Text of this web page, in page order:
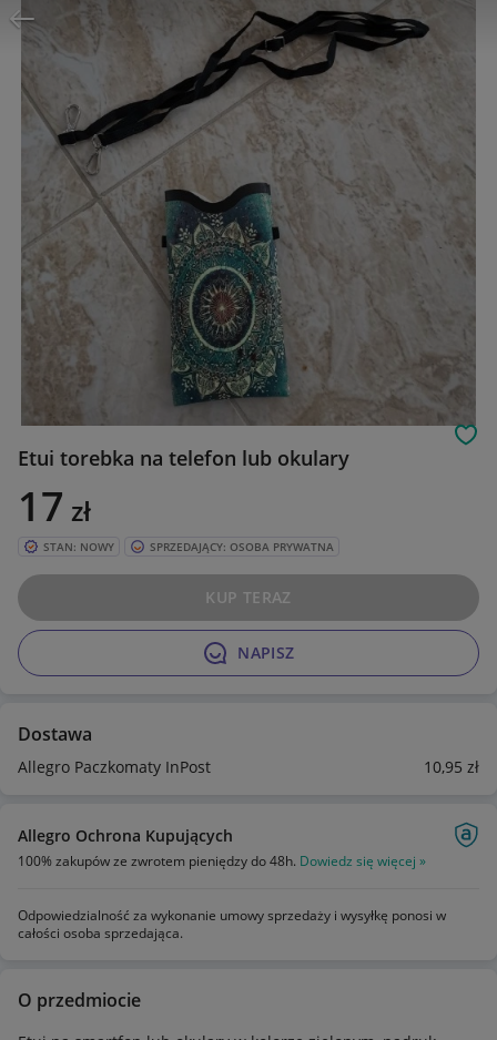
Etui torebka na telefon lub okulary
17 zł
STAN: NOWY SPRZEDAJĄCY: OSOBA PRYWATNA
NAPISZ
KUP TERAZ
Dostawa
Allegro Paczkomaty InPost 10,95 zł
Allegro Ochrona Kupujących
100% zakupów ze zwrotem pieniędzy do 48h. Dowiedz się więcej »
Odpowiedzialność za wykonanie umowy sprzedaży i wysyłkę ponosi w
całości osoba sprzedająca.
O przedmiocie